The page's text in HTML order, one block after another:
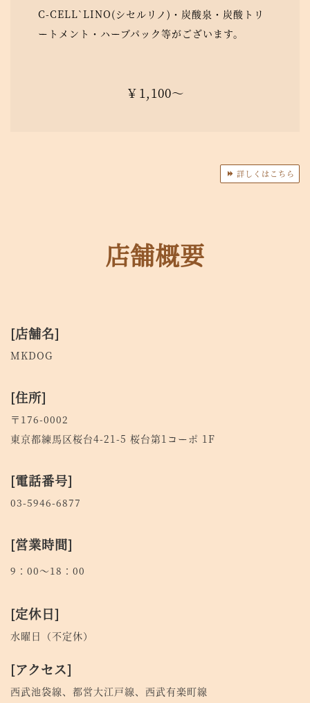
C-CELL`LINO(シセルリノ)・炭酸泉・炭酸トリ
ートメント・ハーブパック等がございます。
￥1,100～
詳しくはこちら
店舗概要
[店舗名]
MKDOG
[住所]
〒176-0002
東京都練馬区桜台4-21-5 桜台第1コーポ 1F
[電話番号]
03-5946-6877
[営業時間]
9：00～18：00
[定休日]
水曜日（不定休）
[アクセス]
西武池袋線、都営大江戸線、西武有楽町線